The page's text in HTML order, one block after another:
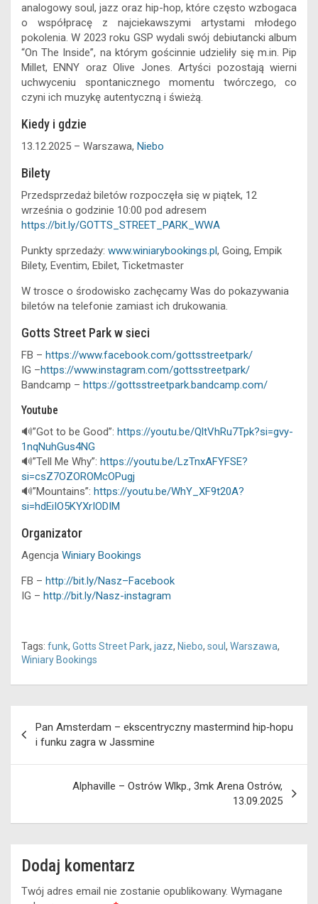
analogowy soul, jazz oraz hip-hop, które często wzbogaca
o współpracę z najciekawszymi artystami młodego
pokolenia. W 2023 roku GSP wydali swój debiutancki album
“On The Inside”, na którym gościnnie udzieliły się m.in. Pip
Millet, ENNY oraz Olive Jones. Artyści pozostają wierni
uchwyceniu spontanicznego momentu twórczego, co
czyni ich muzykę autentyczną i świeżą.
Kiedy i gdzie
13.12.2025 – Warszawa, Niebo
Bilety
Przedsprzedaż biletów rozpoczęła się w piątek, 12
września o godzinie 10:00 pod adresem
https://bit.ly/GOTTS_STREET_PARK_WWA
Punkty sprzedaży: www.winiarybookings.pl, Going, Empik
Bilety, Eventim, Ebilet, Ticketmaster
W trosce o środowisko zachęcamy Was do pokazywania
biletów na telefonie zamiast ich drukowania.
Gotts Street Park w sieci
FB – https://www.facebook.com/gottsstreetpark/
IG –https://www.instagram.com/gottsstreetpark/
Bandcamp – https://gottsstreetpark.bandcamp.com/
Youtube
🔊”Got to be Good”: https://youtu.be/QltVhRu7Tpk?si=gvy-
1nqNuhGus4NG
🔊”Tell Me Why”: https://youtu.be/LzTnxAFYFSE?
si=csZ7OZOROMcOPugj
🔊”Mountains”: https://youtu.be/WhY_XF9t20A?
si=hdEiIO5KYXrIODIM
Organizator
Agencja Winiary Bookings
FB – http://bit.ly/Nasz–Facebook
IG – http://bit.ly/Nasz-instagram
Tags: funk, Gotts Street Park, jazz, Niebo, soul , Warszawa,
Winiary Bookings
wpisu
Pan Amsterdam – ekscentryczny mastermind hip‑hopu
i funku zagra w Jassmine
Alphaville – Ostrów Wlkp., 3mk Arena Ostrów,
13.09.2025
Dodaj komentarz
Twój adres email nie zostanie opublikowany. Wymagane